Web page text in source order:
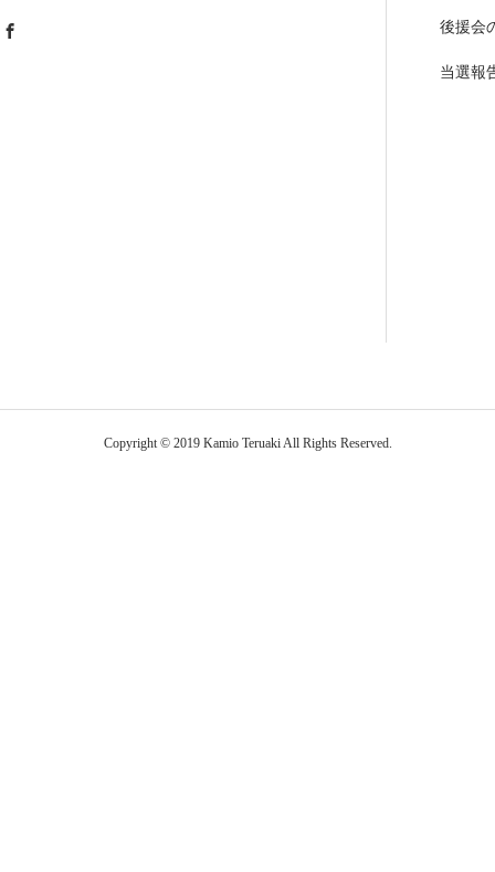
後援会
当選報
Copyright © 2019 Kamio Teruaki All Rights Reserved.